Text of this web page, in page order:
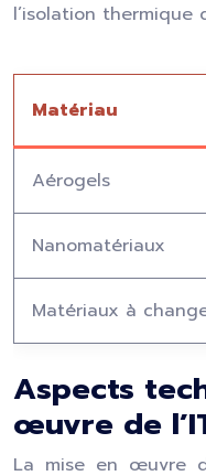
l’isolation thermique
Matériau
Aérogels
Nanomatériaux
Matériaux à
Aspects
œuvre de
La mise en œuvre